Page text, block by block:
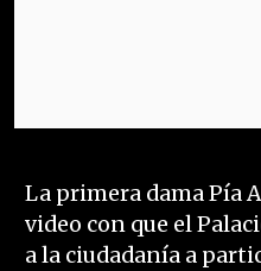
La primera dama Pía
video con que el
a la ciudadanía a